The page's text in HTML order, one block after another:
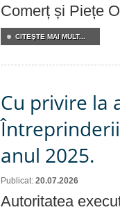
Comerț și Piețe
CITEŞTE MAI MULT...
Cu privire la
anul 2025.
Publicat: 20.07.2026
Autoritatea